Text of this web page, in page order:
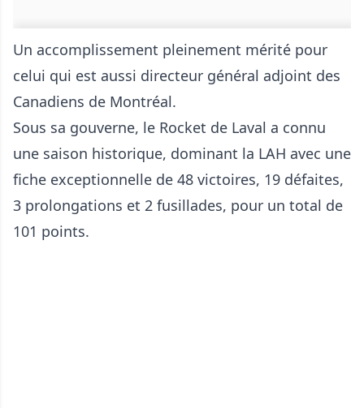
Un accomplissement pleinement mérité pour
celui qui est aussi directeur général adjoint des
Canadiens de Montréal.
Sous sa gouverne, le Rocket de Laval a connu
une saison historique, dominant la LAH avec une
fiche exceptionnelle de 48 victoires, 19 défaites,
3 prolongations et 2 fusillades, pour un total de
101 points.